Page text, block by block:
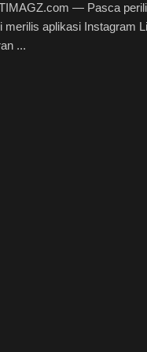
— Pasca
merilis aplikasi Instagram
...